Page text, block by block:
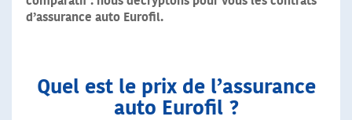
d’assurance auto Eurofil.
Quel est le prix de l’assurance
auto Eurofil ?